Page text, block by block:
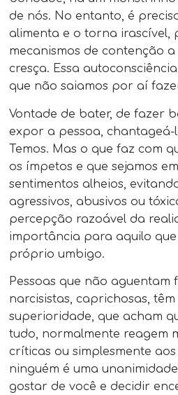
de nós. No entanto, é
alimenta e o torna irascível,
mecanismos de contenção
cresça. Essa
que não saiamos por aí
Vontade de bater, de fazer
expor a pessoa, chantageá-
Temos. Mas o que faz com
os ímpetos e que sejamos
sentimentos alheios,
agressivos, abusivos ou
percepção razoável da
importância para aquilo que
próprio umbigo.
Pessoas que não aguentam
narcisistas, caprichosas,
superioridade, que acham
tudo, normalmente reagem
críticas ou simplesmente
ninguém é uma
gostar de você e decidir